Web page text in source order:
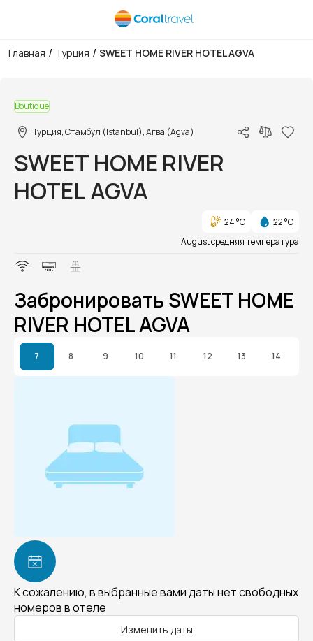
Главная / Турция / SWEET HOME RIVER HOTEL AGVA
Boutique
Турция, Стамбул (Istanbul), Агва (Agva)
SWEET HOME RIVER
HOTEL AGVA
24 °C
22 °C
August средняя температура
Забронировать SWEET HOME
RIVER HOTEL AGVA
7 8 9 10 11 12 13 14
К сожалению, в выбранные вами даты нет свободных
номеров в отеле
Изменить даты